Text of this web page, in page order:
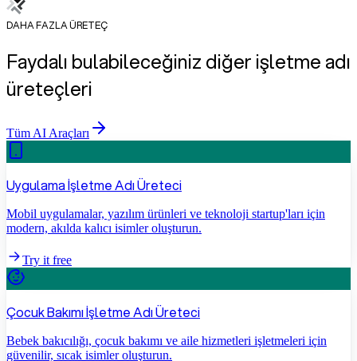
DAHA FAZLA ÜRETEÇ
Faydalı bulabileceğiniz diğer işletme adı
üreteçleri
Tüm AI Araçları
Uygulama İşletme Adı Üreteci
Mobil uygulamalar, yazılım ürünleri ve teknoloji startup'ları için
modern, akılda kalıcı isimler oluşturun.
Try it free
Çocuk Bakımı İşletme Adı Üreteci
Bebek bakıcılığı, çocuk bakımı ve aile hizmetleri işletmeleri için
güvenilir, sıcak isimler oluşturun.